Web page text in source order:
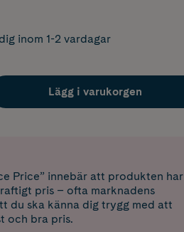
inom 1-2 vardagar
Lägg i varukorgen
Price” innebär att produkten har
pris – ofta marknadens
du ska känna dig trygg med att
och bra pris.